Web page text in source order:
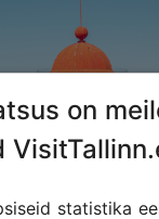
on
statistika